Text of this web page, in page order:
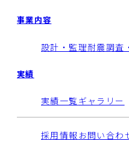
事業内容
設計・監理耐震調査
実績
実績一覧 ギャラリー
採用情報 お問い合わ